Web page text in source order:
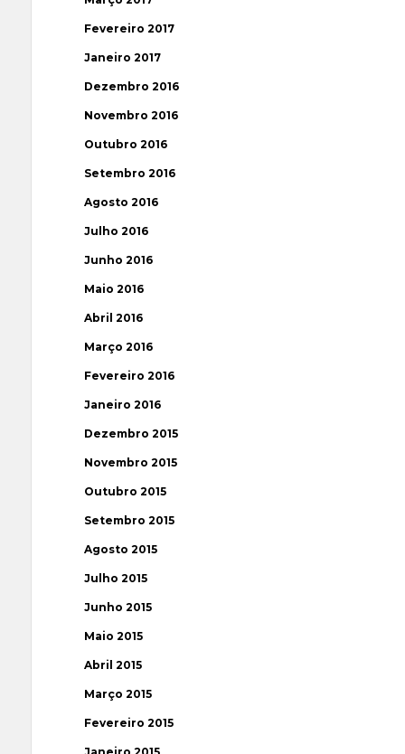
Fevereiro 2017
Janeiro 2017
Dezembro 2016
Novembro 2016
Outubro 2016
Setembro 2016
Agosto 2016
Julho 2016
Junho 2016
Maio 2016
Abril 2016
Março 2016
Fevereiro 2016
Janeiro 2016
Dezembro 2015
Novembro 2015
Outubro 2015
Setembro 2015
Agosto 2015
Julho 2015
Junho 2015
Maio 2015
Abril 2015
Março 2015
Fevereiro 2015